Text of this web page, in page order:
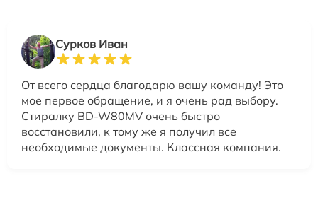
Сурков Иван
От всего сердца благодарю вашу команду! Это
мое первое обращение, и я очень рад выбору.
Стиралку BD-W80MV очень быстро
восстановили, к тому же я получил все
необходимые документы. Классная компания.